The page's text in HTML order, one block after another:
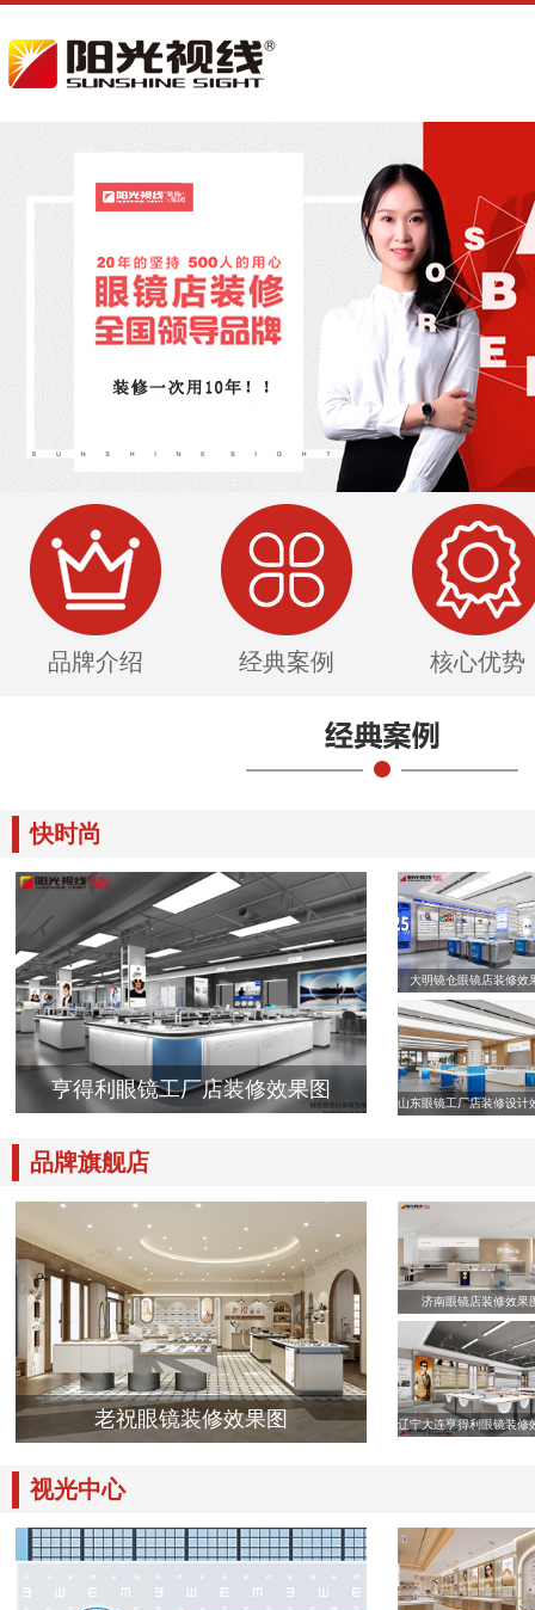
品牌介绍 经典案例 核心优势
快时尚
亨得利眼镜工厂店装修效果图
大明镜仓眼镜店装修效
山东眼镜工厂店装修设计
品牌旗舰店
老祝眼镜装修效果图
济南眼镜店装修效果
辽宁大连亨得利眼镜装修
视光中心